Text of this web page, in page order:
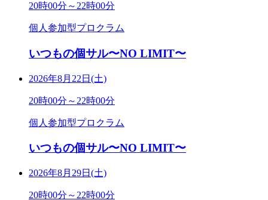
20時00分～22時00分
個人参加型プロクラム
いつもの個サル〜NO LIMIT〜
2026年8月22日(土)
20時00分～22時00分
個人参加型プロクラム
いつもの個サル〜NO LIMIT〜
2026年8月29日(土)
20時00分～22時00分